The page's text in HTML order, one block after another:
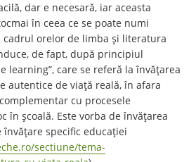
dar e necesară, iar aceasta
în ceea ce se poate numi
cadrul orelor de limba și literatura
de fapt, după principiul
learning”, care se referă la învăţarea
autentice de viaţă reală, în afara
cu procesele
în şcoală. Este vorba de învăţarea
specific educaţiei
sectiune/tema-